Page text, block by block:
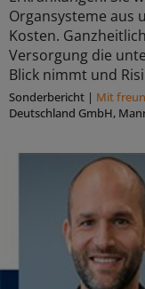
Organsysteme aus
Kosten.
Versorgung die
Blick nimmt und
Sonderbericht | Mit
Deutschland GmbH,